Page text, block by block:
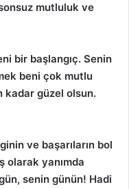
mutluluk ve
bir başlangıç. Senin
beni çok mutlu
kadar güzel olsun.
ve başarıların bol
olarak yanımda
senin günün! Hadi